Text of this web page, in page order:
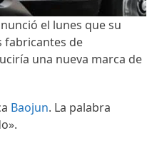
el lunes que su
fabricantes de
una nueva marca de
Baojun. La palabra